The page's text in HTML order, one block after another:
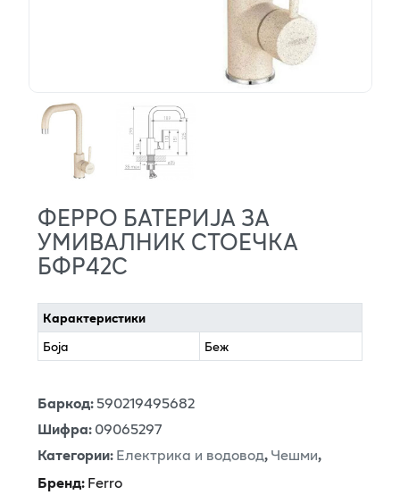
ФЕРРО БАТЕРИЈА ЗА
УМИВАЛНИК СТОЕЧКА
БФР42С
Карактеристики
Боја
Беж
Баркод:590219495682
Шифра:09065297
Категории:Електрика и водовод,Чешми,
Бренд:Ferro